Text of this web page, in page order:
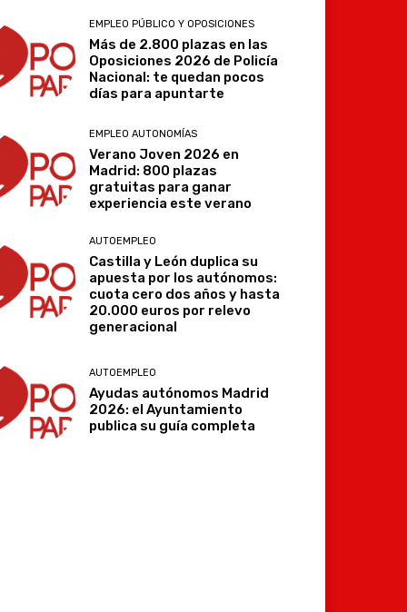
EMPLEO PÚBLICO Y OPOSICIONES
Más de 2.800 plazas en las
Oposiciones 2026 de Policía
Nacional: te quedan pocos
días para apuntarte
EMPLEO AUTONOMÍAS
Verano Joven 2026 en
Madrid: 800 plazas
gratuitas para ganar
experiencia este verano
AUTOEMPLEO
Castilla y León duplica su
apuesta por los autónomos:
cuota cero dos años y hasta
20.000 euros por relevo
generacional
AUTOEMPLEO
Ayudas autónomos Madrid
2026: el Ayuntamiento
publica su guía completa